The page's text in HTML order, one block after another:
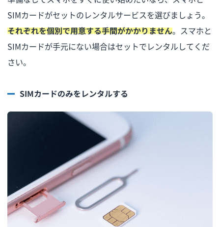
SIMカードがセットのレンタルサービスを選びましょう。
それぞれを個別で用意する手間がかかりません。スマホと
SIMカードが手元にない場合はセットでレンタルしてくだ
さい。
SIMカードのみをレンタルする